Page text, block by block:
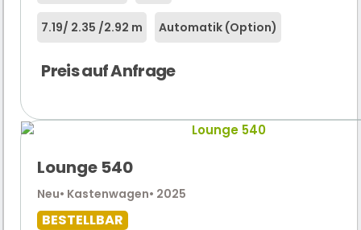
7.19/ 2.35 /2.92 m Automatik (Option)
Preis auf Anfrage
Lounge 540
Neu• Kastenwagen• 2025
BESTELLBAR